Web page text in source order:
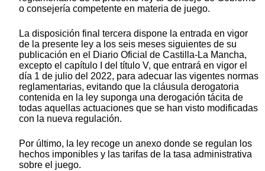
o consejería competente en materia de juego.
La disposición final tercera dispone la entrada en vigor
de la presente ley a los seis meses siguientes de su
publicación en el Diario Oficial de Castilla-La Mancha,
excepto el capítulo I del título V, que entrará en vigor el
día 1 de julio del 2022, para adecuar las vigentes normas
reglamentarias, evitando que la cláusula derogatoria
contenida en la ley suponga una derogación tácita de
todas aquellas actuaciones que se han visto modificadas
con la nueva regulación.
Por último, la ley recoge un anexo donde se regulan los
hechos imponibles y las tarifas de la tasa administrativa
sobre el juego.